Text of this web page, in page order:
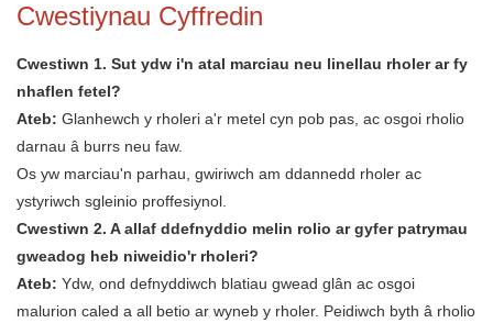
Cwestiynau Cyffredin
Cwestiwn 1. Sut ydw i'n atal marciau neu linellau rholer ar fy
nhaflen fetel?
Ateb: Glanhewch y rholeri a'r metel cyn pob pas, ac osgoi rholio
darnau â burrs neu faw.
Os yw marciau'n parhau, gwiriwch am ddannedd rholer ac
ystyriwch sgleinio proffesiynol.
Cwestiwn 2. A allaf ddefnyddio melin rolio ar gyfer patrymau
gweadog heb niweidio'r rholeri?
Ateb: Ydw, ond defnyddiwch blatiau gwead glân ac osgoi
malurion caled a all betio ar wyneb y rholer. Peidiwch byth â rholio